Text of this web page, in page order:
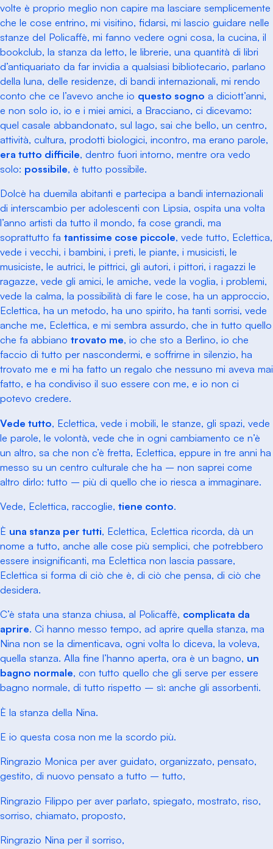
volte è proprio meglio non capire ma lasciare semplicemente
che le cose entrino, mi visitino, fidarsi, mi lascio guidare nelle
stanze del Policaffè, mi fanno vedere ogni cosa, la cucina, il
bookclub, la stanza da letto, le librerie, una quantità di libri
d’antiquariato da far invidia a qualsiasi bibliotecario, parlano
della luna, delle residenze, di bandi internazionali, mi rendo
conto che ce l’avevo anche io questo sogno a diciott’anni,
e non solo io, io e i miei amici, a Bracciano, ci dicevamo:
quel casale abbandonato, sul lago, sai che bello, un centro,
attività, cultura, prodotti biologici, incontro, ma erano parole,
era tutto difficile, dentro fuori intorno, mentre ora vedo
solo: possibile, è tutto possibile.
Dolcè ha duemila abitanti e partecipa a bandi internazionali
di interscambio per adolescenti con Lipsia, ospita una volta
l’anno artisti da tutto il mondo, fa cose grandi, ma
soprattutto fa tantissime cose piccole, vede tutto, Eclettica,
vede i vecchi, i bambini, i preti, le piante, i musicisti, le
musiciste, le autrici, le pittrici, gli autori, i pittori, i ragazzi le
ragazze, vede gli amici, le amiche, vede la voglia, i problemi,
vede la calma, la possibilità di fare le cose, ha un approccio,
Eclettica, ha un metodo, ha uno spirito, ha tanti sorrisi, vede
anche me, Eclettica, e mi sembra assurdo, che in tutto quello
che fa abbiano trovato me, io che sto a Berlino, io che
faccio di tutto per nascondermi, e soffrirne in silenzio, ha
trovato me e mi ha fatto un regalo che nessuno mi aveva mai
fatto, e ha condiviso il suo essere con me, e io non ci
potevo credere.
Vede tutto, Eclettica, vede i mobili, le stanze, gli spazi, vede
le parole, le volontà, vede che in ogni cambiamento ce n’è
un altro, sa che non c’è fretta, Eclettica, eppure in tre anni ha
messo su un centro culturale che ha – non saprei come
altro dirlo: tutto – più di quello che io riesca a immaginare.
Vede, Eclettica, raccoglie, tiene conto.
È una stanza per tutti, Eclettica, Eclettica ricorda, dà un
nome a tutto, anche alle cose più semplici, che potrebbero
essere insignificanti, ma Eclettica non lascia passare,
Eclettica si forma di ciò che è, di ciò che pensa, di ciò che
desidera.
C’è stata una stanza chiusa, al Policaffè, complicata da
aprire. Ci hanno messo tempo, ad aprire quella stanza, ma
Nina non se la dimenticava, ogni volta lo diceva, la voleva,
quella stanza. Alla fine l’hanno aperta, ora è un bagno, un
bagno normale, con tutto quello che gli serve per essere
bagno normale, di tutto rispetto – sì: anche gli assorbenti.
È la stanza della Nina.
E io questa cosa non me la scordo più.
Ringrazio Monica per aver guidato, organizzato, pensato,
gestito, di nuovo pensato a tutto – tutto,
Ringrazio Filippo per aver parlato, spiegato, mostrato, riso,
sorriso, chiamato, proposto,
Ringrazio Nina per il sorriso,